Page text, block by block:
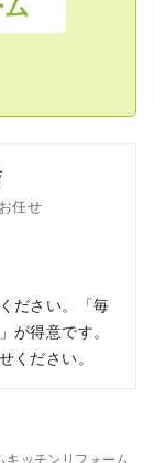
任せ
ださい。「毎
が得意です。
ください。
キッチンリフォーム